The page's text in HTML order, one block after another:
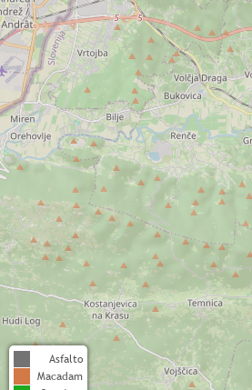
Asfalto
Macadam